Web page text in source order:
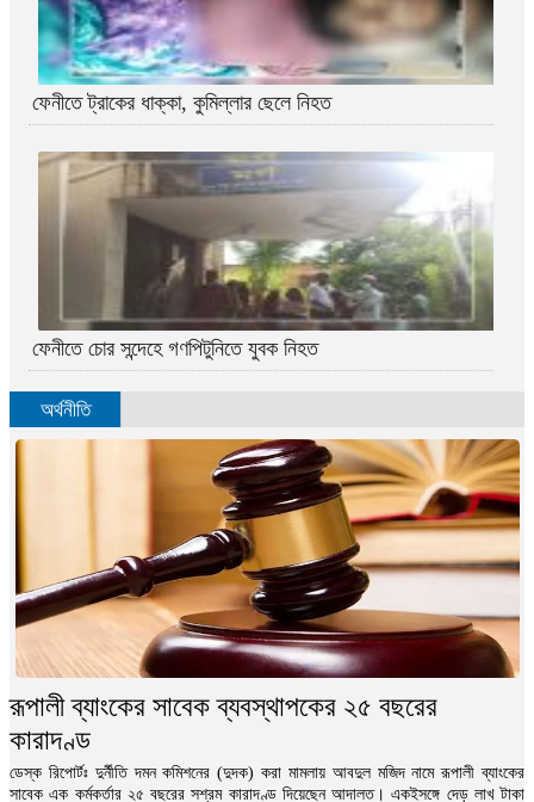
ফেনীতে ট্রাকের ধাক্কা, কুমিল্লার ছেলে নিহত
ফেনীতে চোর সন্দেহে গণপিটুনিতে যুবক নিহত
অর্থনীতি
রূপালী ব্যাংকের সাবেক ব্যবস্থাপকের ২৫ বছরের
কারাদণ্ড
ডেস্ক রিপোর্টঃ দুর্নীতি দমন কমিশনের (দুদক) করা মামলায় আবদুল মজিদ নামে রূপালী ব্যাংকের
সাবেক এক কর্মকর্তার ২৫ বছরের সশ্রম কারাদণ্ড দিয়েছেন আদালত। একইসঙ্গে দেড় লাখ টাকা